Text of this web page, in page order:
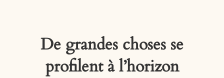
De grandes choses se
profilent à l’horizon